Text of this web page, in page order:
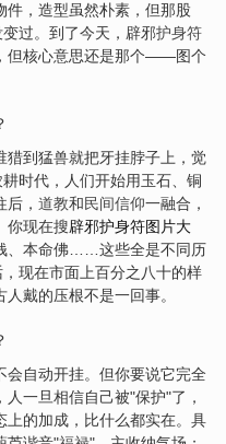
件，造型虽然朴素，但那股
过。到了今天，辟邪护身符
但核心意思还是那个——图个
猎到猛兽就把牙挂脖子上，觉
时代，人们开始用玉石、铜
， 道教和民间信仰一融合，
你现在搜辟邪护身符图片大
、本命佛……这些全是不同历
现在市面上百分之八十的样
戴的压根不是一回事。
会自动开挂。但你要说它完全
一旦相信自己被"保护"了，
上的加成，比什么都实在。具